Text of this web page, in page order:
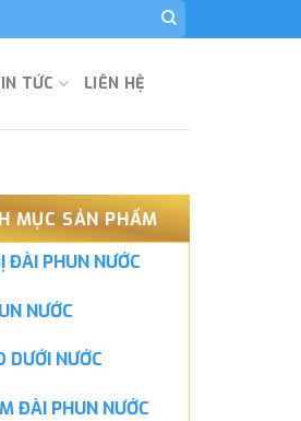
TỨC LIÊN HỆ
MỤC SẢN PHẨM
ĐÀI PHUN NƯỚC
NƯỚC
DƯỚI NƯỚC
ĐÀI PHUN NƯỚC